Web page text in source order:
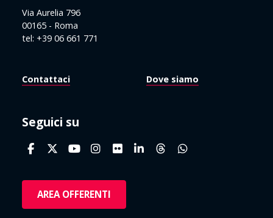
Via Aurelia 796
00165 - Roma
tel: +39 06 661 771
Contattaci Dove siamo
Seguici su
AREA OFFERENTI